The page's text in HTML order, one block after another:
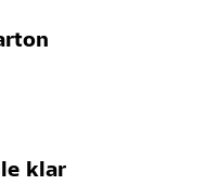
klar